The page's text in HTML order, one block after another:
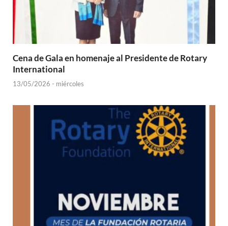
Cena de Gala en homenaje al Presidente de Rotary
International
13/05/2026 - miércoles